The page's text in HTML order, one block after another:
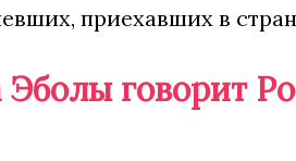
приехавших в
говорит